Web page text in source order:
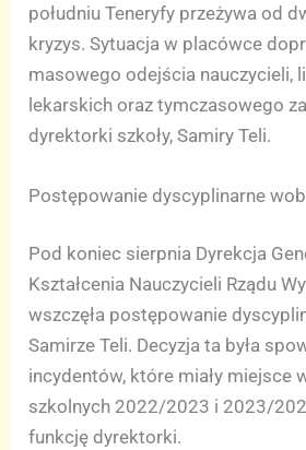
południu Teneryfy przeżywa od
kryzys. Sytuacja w placówce
masowego odejścia nauczycieli,
lekarskich oraz tymczasowego
dyrektorki szkoły, Samiry Teli.
Postępowanie dyscyplinarne
Pod koniec sierpnia Dyrekcja
Kształcenia Nauczycieli Rządu
wszczęła postępowanie
Samirze Teli. Decyzja ta była
incydentów, które miały miejsce
szkolnych 2022/2023 i 2023/
funkcję dyrektorki.